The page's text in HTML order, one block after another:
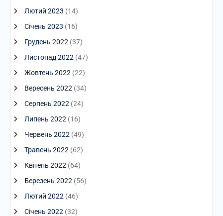
Лютий 2023 (14)
Січень 2023 (16)
Грудень 2022 (37)
Листопад 2022 (47)
Жовтень 2022 (22)
Вересень 2022 (34)
Серпень 2022 (24)
Липень 2022 (16)
Червень 2022 (49)
Травень 2022 (62)
Квітень 2022 (64)
Березень 2022 (56)
Лютий 2022 (46)
Січень 2022 (32)